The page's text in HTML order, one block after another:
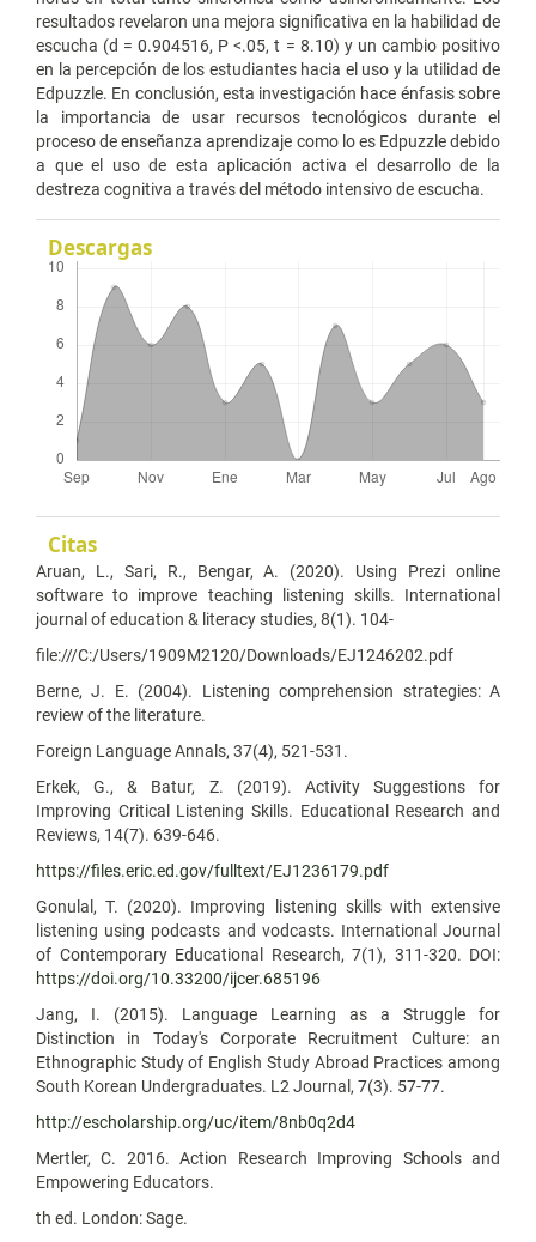
resultados revelaron una mejora significativa en la habilidad de
escucha (d = 0.904516, P <.05, t = 8.10) y un cambio positivo
en la percepción de los estudiantes hacia el uso y la utilidad de
Edpuzzle. En conclusión, esta investigación hace énfasis sobre
la importancia de usar recursos tecnológicos durante el
proceso de enseñanza aprendizaje como lo es Edpuzzle debido
a que el uso de esta aplicación activa el desarrollo de la
destreza cognitiva a través del método intensivo de escucha.
Descargas
Citas
Aruan, L., Sari, R., Bengar, A. (2020). Using Prezi online
software to improve teaching listening skills. International
journal of education & literacy studies, 8(1). 104-
file:///C:/Users/1909M2120/Downloads/EJ1246202.pdf
Berne, J. E. (2004). Listening comprehension strategies: A
review of the literature.
Foreign Language Annals, 37(4), 521-531.
Erkek, G., & Batur, Z. (2019). Activity Suggestions for
Improving Critical Listening Skills. Educational Research and
Reviews, 14(7). 639-646.
https://files.eric.ed.gov/fulltext/EJ1236179.pdf
Gonulal, T. (2020). Improving listening skills with extensive
listening using podcasts and vodcasts. International Journal
of Contemporary Educational Research, 7(1), 311-320. DOI:
https://doi.org/10.33200/ijcer.685196
Jang, I. (2015). Language Learning as a Struggle for
Distinction in Today's Corporate Recruitment Culture: an
Ethnographic Study of English Study Abroad Practices among
South Korean Undergraduates. L2 Journal, 7(3). 57-77.
http://escholarship.org/uc/item/8nb0q2d4
Mertler, C. 2016. Action Research Improving Schools and
Empowering Educators.
th ed. London: Sage.